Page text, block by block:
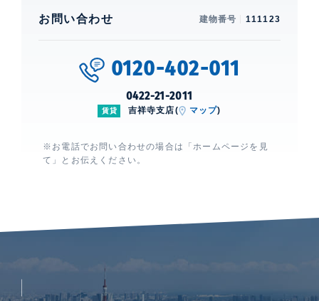
お問い合わせ 建物番号 111123
0120-402-011
0422-21-2011
賃貸 吉祥寺支店( マップ)
※お電話でお問い合わせの場合は「ホームページを見
て」とお伝えください。